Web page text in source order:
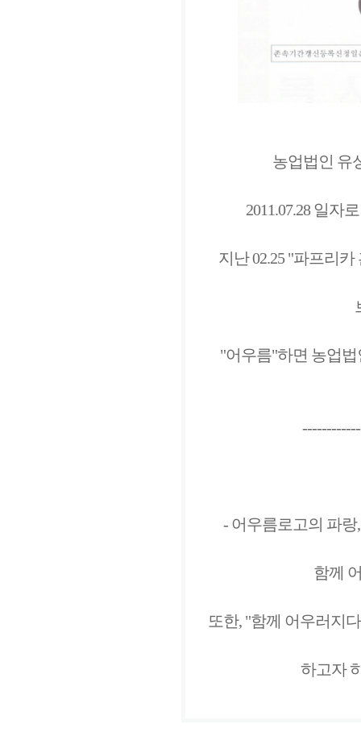
농업법인 유
2011.07.28 일자
지난 02.25 "파프리
"어우름"하면 농업
- 어우름로고의 파
함께
또한, "함께 어우러지
하고자